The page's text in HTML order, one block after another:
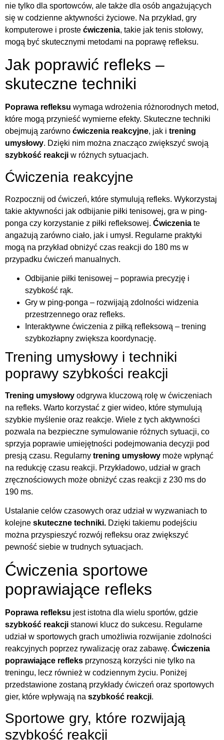
nie tylko dla sportowców, ale także dla osób angażujących
się w codzienne aktywności życiowe. Na przykład, gry
komputerowe i proste ćwiczenia, takie jak tenis stołowy,
mogą być skutecznymi metodami na poprawę refleksu.
Jak poprawić refleks –
skuteczne techniki
Poprawa refleksu wymaga wdrożenia różnorodnych metod,
które mogą przynieść wymierne efekty. Skuteczne techniki
obejmują zarówno ćwiczenia reakcyjne, jak i trening
umysłowy. Dzięki nim można znacząco zwiększyć swoją
szybkość reakcji w różnych sytuacjach.
Ćwiczenia reakcyjne
Rozpocznij od ćwiczeń, które stymulują refleks. Wykorzystaj
takie aktywności jak odbijanie piłki tenisowej, gra w ping-
ponga czy korzystanie z piłki refleksowej. Ćwiczenia te
angażują zarówno ciało, jak i umysł. Regularne praktyki
mogą na przykład obniżyć czas reakcji do 180 ms w
przypadku ćwiczeń manualnych.
Odbijanie piłki tenisowej – poprawia precyzję i
szybkość rąk.
Gry w ping-ponga – rozwijają zdolności widzenia
przestrzennego oraz refleks.
Interaktywne ćwiczenia z piłką refleksową – trening
szybkozłapny zwiększa koordynację.
Trening umysłowy i techniki
poprawy szybkości reakcji
Trening umysłowy odgrywa kluczową rolę w ćwiczeniach
na refleks. Warto korzystać z gier wideo, które stymulują
szybkie myślenie oraz reakcje. Wiele z tych aktywności
pozwala na bezpieczne symulowanie różnych sytuacji, co
sprzyja poprawie umiejętności podejmowania decyzji pod
presją czasu. Regularny trening umysłowy może wpłynąć
na redukcję czasu reakcji. Przykładowo, udział w grach
zręcznościowych może obniżyć czas reakcji z 230 ms do
190 ms.
Ustalanie celów czasowych oraz udział w wyzwaniach to
kolejne skuteczne techniki. Dzięki takiemu podejściu
można przyspieszyć rozwój refleksu oraz zwiększyć
pewność siebie w trudnych sytuacjach.
Ćwiczenia sportowe
poprawiające refleks
Poprawa refleksu jest istotna dla wielu sportów, gdzie
szybkość reakcji stanowi klucz do sukcesu. Regularne
udział w sportowych grach umożliwia rozwijanie zdolności
reakcyjnych poprzez rywalizację oraz zabawę. Ćwiczenia
poprawiające refleks przynoszą korzyści nie tylko na
treningu, lecz również w codziennym życiu. Poniżej
przedstawione zostaną przykłady ćwiczeń oraz sportowych
gier, które wpływają na szybkość reakcji.
Sportowe gry, które rozwijają
szybkość reakcji